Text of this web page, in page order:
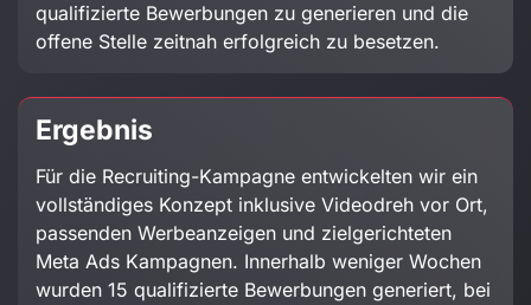
qualifizierte Bewerbungen zu generieren und die
offene Stelle zeitnah erfolgreich zu besetzen.
Ergebnis
Für die Recruiting-Kampagne entwickelten wir ein
vollständiges Konzept inklusive Videodreh vor Ort,
passenden Werbeanzeigen und zielgerichteten
Meta Ads Kampagnen. Innerhalb weniger Wochen
wurden 15 qualifizierte Bewerbungen generiert, bei